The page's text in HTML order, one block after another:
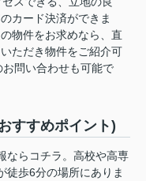
カード決済ができま
物件をお求めなら、直
ただき物件をご紹介可
問い合わせも可能で
すすめポイント)
ならコチラ。高校や高専
徒歩6分の場所にありま